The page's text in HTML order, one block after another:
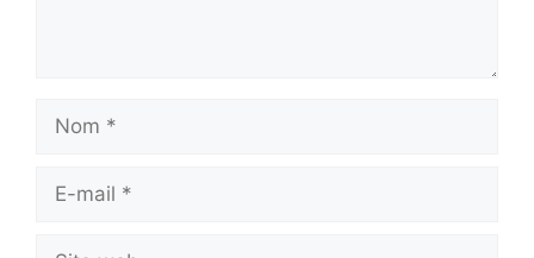
mail